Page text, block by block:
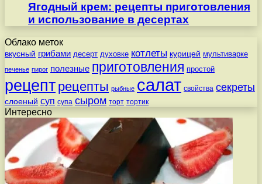
Ягодный крем: рецепты приготовления
и использование в десертах
Облако меток
вкусный грибами десерт духовке котлеты курицей мультиварке
печенье пирог полезные приготовления простой
рецепт рецепты рыбные салат свойства секреты
слоеный суп супа сыром торт тортик
Интересно